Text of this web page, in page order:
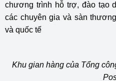
chương trình hỗ trợ, đào tạo
các chuyên gia và sàn
và quốc tế
Khu gian hàng của Tổng